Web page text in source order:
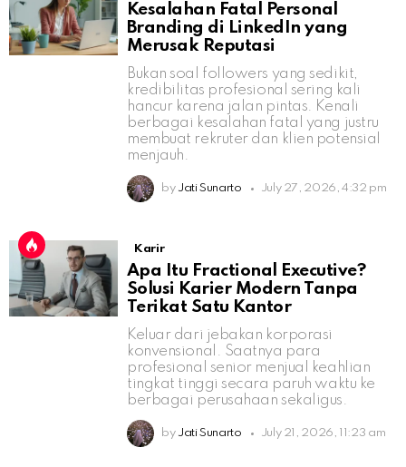
Kesalahan Fatal Personal
Branding di LinkedIn yang
Merusak Reputasi
Bukan soal followers yang sedikit,
kredibilitas profesional sering kali
hancur karena jalan pintas. Kenali
berbagai kesalahan fatal yang justru
membuat rekruter dan klien potensial
menjauh.
by Jati Sunarto July 27, 2026, 4:32 pm
Karir
Apa Itu Fractional Executive?
Solusi Karier Modern Tanpa
Terikat Satu Kantor
Keluar dari jebakan korporasi
konvensional. Saatnya para
profesional senior menjual keahlian
tingkat tinggi secara paruh waktu ke
berbagai perusahaan sekaligus.
by Jati Sunarto July 21, 2026, 11:23 am